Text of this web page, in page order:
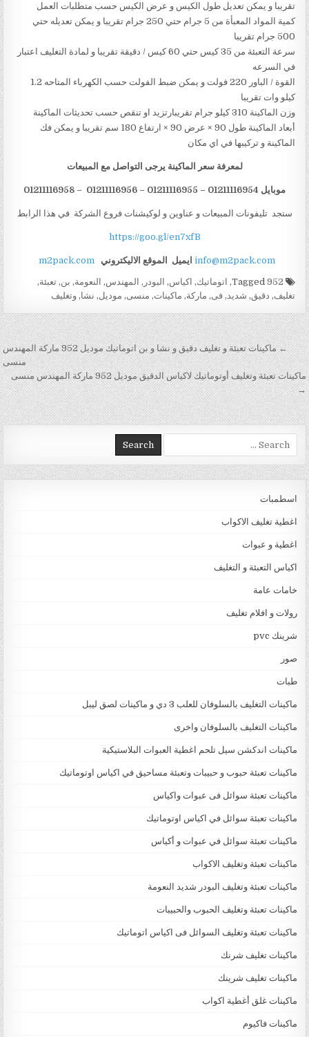
تقريبا و يمكن تعديل طول الكيس و عرض الكيس حسب متطلبات العمل
كمية المواد المعبأة من 5 جرام حتي 250 جرام تقريبا و يمكن تعديله حتي
500 جرام تقريبا
سرعة التعبئة من 35 كيس حتي 60 كيس / دقيقة تقريبا و لمادة التغليف اعتبار
في السرعه
القوة / الباور 220 فولت و يمكن ضبط الفولت حسب الكهرباء المتاحه 1.2
كيلو وات تقريبا
وزن الماكينة 310 كيلو جرام تقريبارتزيد او تنقص حسب تحديثات الماكينة
أبعاد الماكينة طول 90 × عرض 90 × ارتفاع 180 سم تقريبا و يمكن فك
الماكينة و تركيبها في اي مكان
لمعرفة سعر الماكينة يرجى التواصل مع المبيعات
موبايل 01211116954 – 01211116955 – 01211116956 – 01211116958
ستجد تليفونات المبيعات و عناوين و لوكيشنات فروع الشركة في هذا الرابط
https://goo.gl/en7xfB
info@m2pack.com ايميل الموقع الاليكتروني m2pack.com
952
, اتوماتيك, اكياس, البودر , المهندس, النعومة, بن,تعبئة,
تغليف, دقيق, شديد,فى, ماركة, ماكينات, منسى, موديل, نشا,وتغليف
تصفّح المقالات
← ماكينات تعبئة و تغليف دقيق و نشا و بن اتوماتيك موديل 952 ماركة المهندس
منسى
ماكينات تعبئة وتغليف أوتوماتيك لاكياس الدقيق موديل 952 ماركة المهندس منسى
→
Search for:
اسطمبات
اغطية تغليف الاكواب
اغطية و عبوات
اكياس التعبئة و التغليف
خامات عامة
رولات و افلام تغليف
شرينك pvc
صور
طبات
ماكينات التغليف بالسلوفان للعلب 3 دي و ماكينات لصق ليبل
ماكينات التغليف بالسلوفان واخرى
ماكينات اندكشن سيل تلحم اغطية العبوات البلاستيكية
ماكينات تعبئة حبوب و حبيبات وتعبئة مساحيق في اكياس اوتوماتيك
ماكينات تعبئة سوائل فى عبوات واكياس
ماكينات تعبئة سوائل في اكياس اوتوماتيك
ماكينات تعبئة سوائل في عبوات و أكياس
ماكينات تعبئة وتغليف الاكواب
ماكينات تعبئة وتغليف البودر شديد النعومة
ماكينات تعبئة وتغليف الحبوب والحبيبات
ماكينات تعبئة وتغليف السوائل فى اكياس اتوماتيك
ماكينات تغليف شرنك
ماكينات تغليف شرينك
ماكينات غلق أغطية اكواب
ماكينات فاكيوم